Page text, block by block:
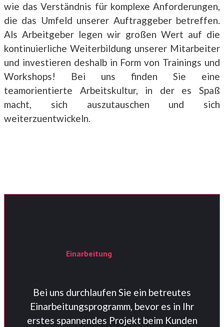
wie das Verständnis für komplexe Anforderungen,
die das Umfeld unserer Auftraggeber betreffen.
Als Arbeitgeber legen wir großen Wert auf die
kontinuierliche Weiterbildung unserer Mitarbeiter
und investieren deshalb in Form von Trainings und
Workshops! Bei uns finden Sie eine
teamorientierte Arbeitskultur, in der es Spaß
macht, sich auszutauschen und sich
weiterzuentwickeln.
Einarbeitung
Bei uns durchlaufen Sie ein betreutes
Einarbeitungsprogramm, bevor es in Ihr
erstes spannendes Projekt beim Kunden